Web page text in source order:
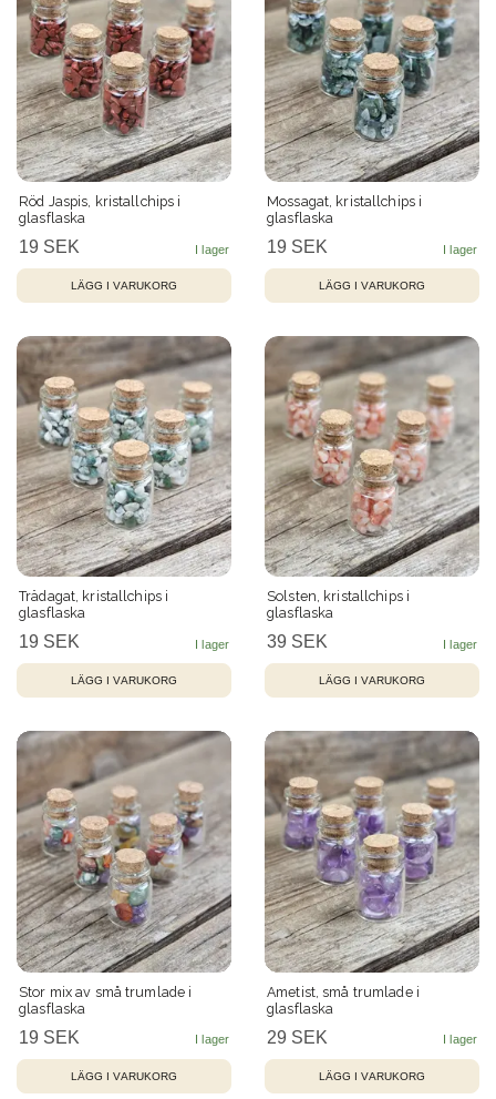
Röd Jaspis, kristallchips i
glasflaska
19 SEK
Mossagat, kristallchips i
glasflaska
19 SEK
Trädagat, kristallchips i
glasflaska
19 SEK
Solsten, kristallchips i
glasflaska
39 SEK
Stor mix av små trumlade i
glasflaska
19 SEK
Ametist, små trumlade i
glasflaska
29 SEK